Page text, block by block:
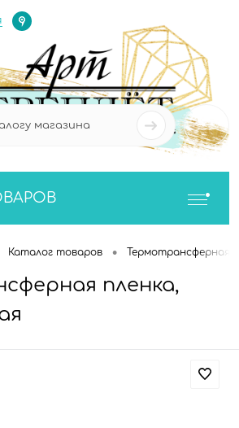
0
Каталог товаров • Термотрансферная
пленка,